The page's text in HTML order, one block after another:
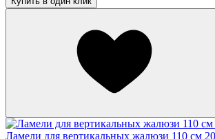
Ламели для вертикальных жалюзи 110 см